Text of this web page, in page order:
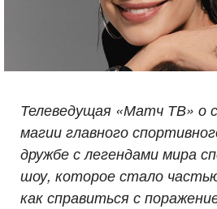
Телеведущая «Матч ТВ» о
магии главного
дружбе с легендами мира
шоу, которое стало
как справиться с